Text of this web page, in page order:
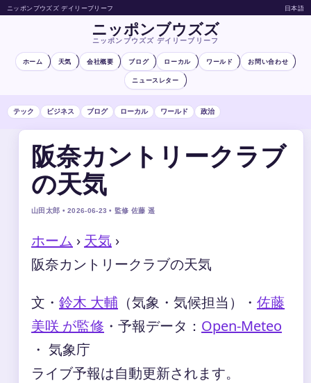
ニッポンブウズズ デイリーブリーフ 日本語
ニッポンブウズズ
ニッポンブウズズ デイリーブリーフ
ホーム 天気 会社概要 ブログ ローカル ワールド お問い合わせ
ニュースレター
テック ビジネス ブログ ローカル ワールド 政治
阪奈カントリークラブ
の天気
山田太郎 • 2026-06-23 • 監修 佐藤 遥
ホーム › 天気 ›
阪奈カントリークラブの天気
文・ 鈴木 大輔 （気象・気候担当） ・ 佐藤
美咲 が監修 ・ 予報データ： Open-Meteo
・ 気象庁
ライブ予報は自動更新されます。